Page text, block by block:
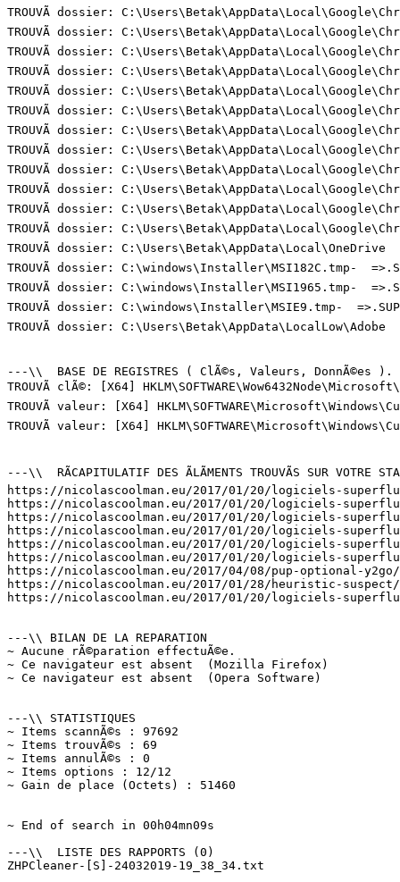
TROUVÃ dossier:
TROUVÃ dossier:
TROUVÃ dossier:
TROUVÃ dossier:
TROUVÃ dossier:
TROUVÃ dossier:
TROUVÃ dossier:
TROUVÃ dossier:
TROUVÃ dossier:
TROUVÃ dossier:
TROUVÃ dossier:
TROUVÃ dossier:
TROUVÃ dossier: C:\Users\Betak\AppData\Local\OneDrive
TROUVÃ dossier: C:\windows\Installer\MSI182C.tmp-
TROUVÃ dossier: C:\windows\Installer\MSI1965.tmp-
TROUVÃ dossier: C:\windows\Installer\MSIE9.tmp-
TROUVÃ dossier: C:\Users\Betak\AppData\LocalLow\Adobe
---\\  BASE DE REGISTRES ( ClÃ©s, Valeurs, DonnÃ©es
TROUVÃ clÃ©: [X64]
TROUVÃ valeur: [X64]
TROUVÃ valeur: [X64]
---\\  RÃCAPITULATIF DES ÃLÃMENTS TROUVÃS SUR VOTRE
https://nicolascoolman.eu/2017/01/20/logiciels-
https://nicolascoolman.eu/2017/01/20/logiciels-
https://nicolascoolman.eu/2017/01/20/logiciels-
https://nicolascoolman.eu/2017/01/20/logiciels-
https://nicolascoolman.eu/2017/01/20/logiciels-
https://nicolascoolman.eu/2017/01/20/logiciels-
https://nicolascoolman.eu/2017/04/08/pup-optional-y2go/
https://nicolascoolman.eu/2017/01/28/heuristic-
https://nicolascoolman.eu/2017/01/20/logiciels-
---\\ BILAN DE LA REPARATION
~ Aucune rÃ©paration effectuÃ©e.
~ Ce navigateur est absent  (Mozilla Firefox)
~ Ce navigateur est absent  (Opera Software)
---\\ STATISTIQUES
~ Items scannÃ©s : 97692
~ Items trouvÃ©s : 69
~ Items annulÃ©s : 0
~ Items options : 12/12
~ Gain de place (Octets) : 51460
~ End of search in 00h04mn09s
---\\  LISTE DES RAPPORTS (0)